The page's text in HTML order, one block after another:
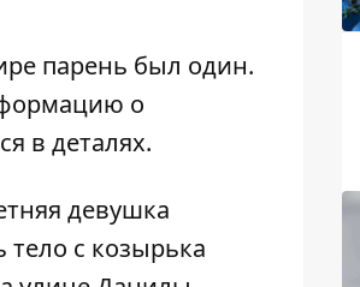
парень был один.
о
в деталях.
девушка
тело с козырька